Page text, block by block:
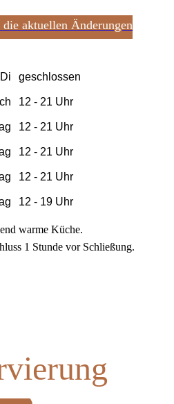
aktuellen Änderungen
geschlossen
12 - 21 Uhr
12 - 21 Uhr
12 - 21 Uhr
12 - 21 Uhr
12 - 19 Uhr
warme Küche.
1 Stunde vor Schließung.